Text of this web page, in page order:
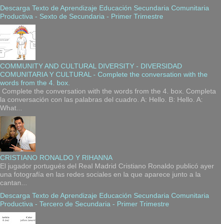
Descarga Texto de Aprendizaje Educación Secundaria Comunitaria
Productiva - Sexto de Secundaria - Primer Trimestre
COMMUNITY AND CULTURAL DIVERSITY - DIVERSIDAD
COMUNITARIA Y CULTURAL - Complete the conversation with the
words from the 4. box.
Complete the conversation with the words from the 4. box. Completa
la conversación con las palabras del cuadro. A: Hello. B: Hello. A:
What...
CRISTIANO RONALDO Y RIHANNA
El jugador portugués del Real Madrid Cristiano Ronaldo publicó ayer
una fotografía en las redes sociales en la que aparece junto a la
cantan...
Descarga Texto de Aprendizaje Educación Secundaria Comunitaria
Productiva - Tercero de Secundaria - Primer Trimestre